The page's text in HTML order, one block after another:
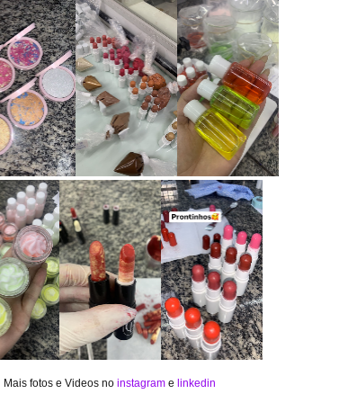
Mais fotos e Videos no instagram e linkedin